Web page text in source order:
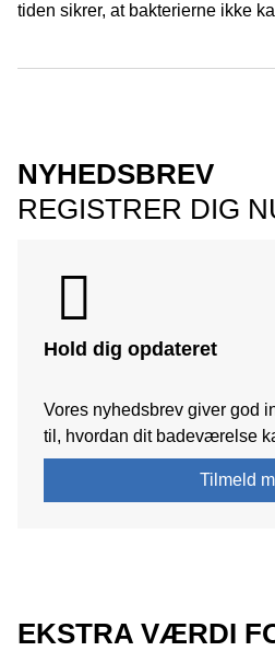
tiden sikrer, at bakterierne ikke
NYHEDSBREV
REGISTRER DIG
Hold dig opdateret
Vores nyhedsbrev giver god
til, hvordan dit badeværelse
Tilmeld
EKSTRA VÆRDI